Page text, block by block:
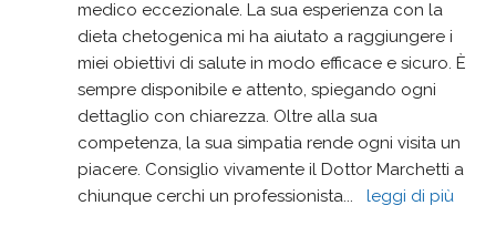
medico eccezionale. La sua esperienza con la
dieta chetogenica mi ha aiutato a raggiungere i
miei obiettivi di salute in modo efficace e sicuro. È
sempre disponibile e attento, spiegando ogni
dettaglio con chiarezza. Oltre alla sua
competenza, la sua simpatia rende ogni visita un
piacere. Consiglio vivamente il Dottor Marchetti a
chiunque cerchi un professionista... leggi di più